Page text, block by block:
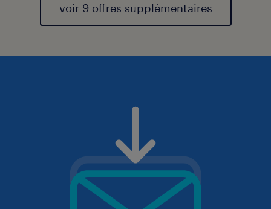
voir 9 offres supplémentaires